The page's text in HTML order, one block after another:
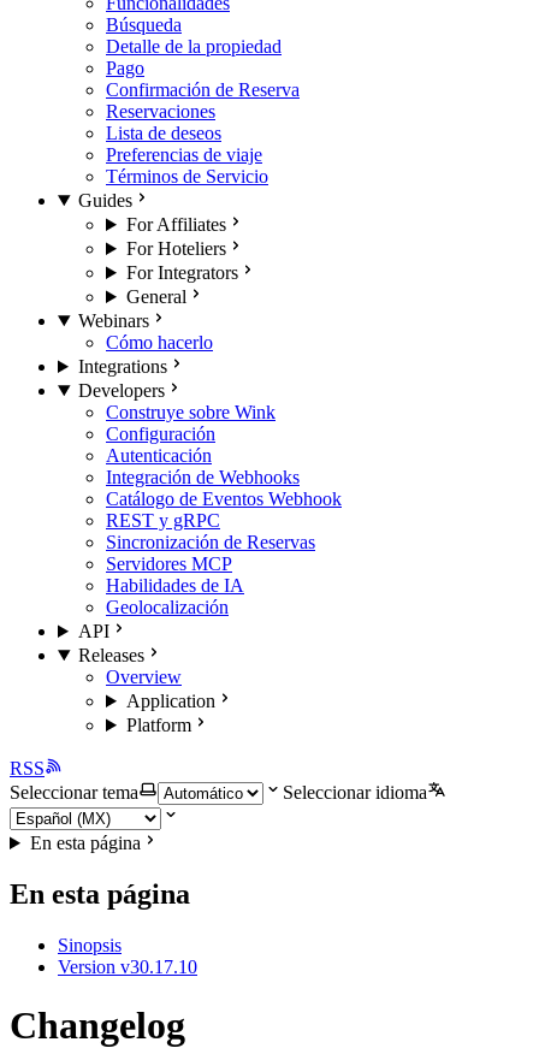
Búsqueda
Detalle de la propiedad
Pago
Confirmación de Reserva
Reservaciones
Lista de deseos
Preferencias de viaje
Términos de Servicio
Guides
For Affiliates
For Hoteliers
For Integrators
General
Webinars
Cómo hacerlo
Integrations
Developers
Construye sobre Wink
Configuración
Autenticación
Integración de Webhooks
Catálogo de Eventos Webhook
REST y gRPC
Sincronización de Reservas
Servidores MCP
Habilidades de IA
Geolocalización
API
Releases
Overview
Application
Platform
RSS
Seleccionar tema
Seleccionar idioma
En esta página
En esta página
Sinopsis
Version v30.17.10
Changelog